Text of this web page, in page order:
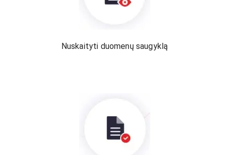
Nuskaityti duomenų saugyklą